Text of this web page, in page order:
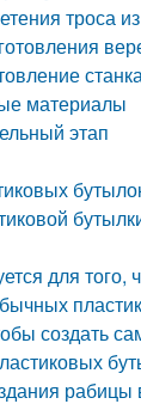
троса
материалы
этап
для того,
создать